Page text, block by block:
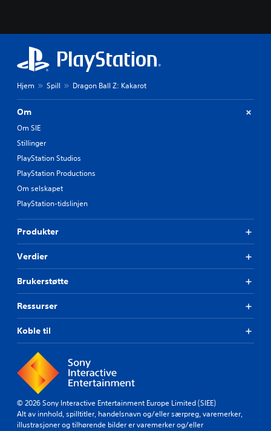
Hjem Spill Dragon Ball Z: Kakarot
Om
Om SIE
Stillinger
PlayStation Studios
PlayStation Productions
Om selskapet
PlayStation-tidslinjen
Produkter
Verdier
Brukerstøtte
Ressurser
Koble til
© 2026 Sony Interactive Entertainment Europe Limited (SIEE)
Alt av innhold, spilltitler, handelsnavn og/eller særpreg, varemerker,
illustrasjoner og tilhørende bilder er varemerker og/eller